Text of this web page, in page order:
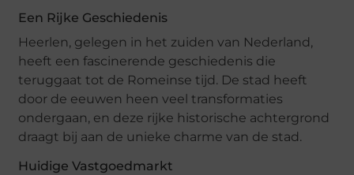
Een Rijke Geschiedenis
Heerlen, gelegen in het zuiden van Nederland,
heeft een fascinerende geschiedenis die
teruggaat tot de Romeinse tijd. De stad heeft
door de eeuwen heen veel transformaties
ondergaan, en deze rijke historische achtergrond
draagt bij aan de unieke charme van de stad.
Huidige Vastgoedmarkt